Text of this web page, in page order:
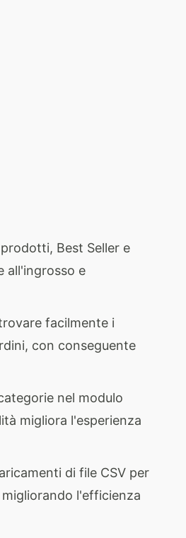
Best Seller e
all'ingrosso e
facilmente i
con conseguente
nel modulo
migliora l'esperienza
di file CSV per
l'efficienza